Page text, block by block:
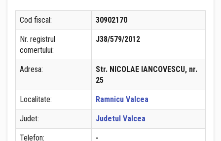
Cod fiscal: 30902170
Nr. registrul
comertului:
J38/579/2012
Adresa:
Str. NICOLAE IANCOVESCU, nr.
25
Localitate: Ramnicu Valcea
Judet: Judetul Valcea
Telefon: -